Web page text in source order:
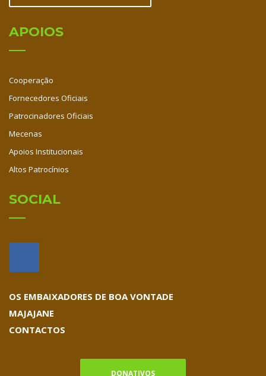
APOIOS
Cooperação
Fornecedores Oficiais
Patrocinadores Oficiais
Mecenas
Apoios Institucionais
Altos Patrocínios
SOCIAL
OS EMBAIXADORES DE BOA VONTADE
MAJAJANE
CONTACTOS
DONATIVOS